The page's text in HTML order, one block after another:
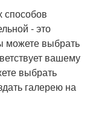
- это
можете выбрать
вашему
выбрать
галерею на